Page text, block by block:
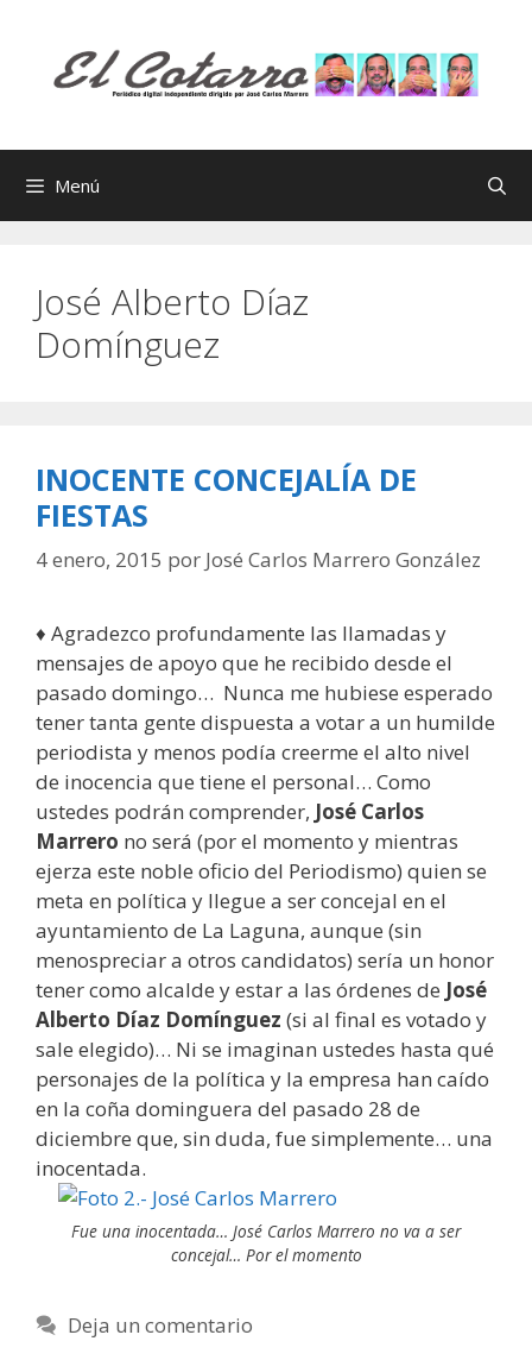
contenido
Menú
José Alberto Díaz
Domínguez
INOCENTE CONCEJALÍA DE
FIESTAS
4 enero, 2015 por José Carlos Marrero González
♦ Agradezco profundamente las llamadas y
mensajes de apoyo que he recibido desde el
pasado domingo… Nunca me hubiese esperado
tener tanta gente dispuesta a votar a un humilde
periodista y menos podía creerme el alto nivel
de inocencia que tiene el personal… Como
ustedes podrán comprender, José Carlos
Marrero no será (por el momento y mientras
ejerza este noble oficio del Periodismo) quien se
meta en política y llegue a ser concejal en el
ayuntamiento de La Laguna, aunque (sin
menospreciar a otros candidatos) sería un honor
tener como alcalde y estar a las órdenes de José
Alberto Díaz Domínguez (si al final es votado y
sale elegido)… Ni se imaginan ustedes hasta qué
personajes de la política y la empresa han caído
en la coña dominguera del pasado 28 de
diciembre que, sin duda, fue simplemente… una
inocentada.
Fue una inocentada… José Carlos Marrero no va a ser
concejal… Por el momento
Deja un comentario